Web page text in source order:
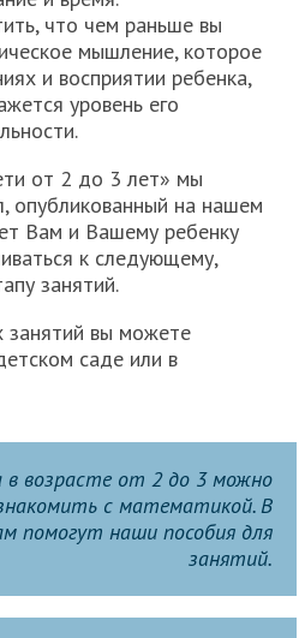
что чем раньше вы
мышление, которое
и восприятии ребенка,
уровень его
от 2 до 3 лет» мы
опубликованный на нашем
Вам и Вашему ребенку
к следующему,
занятий.
вы можете
саде или в
в возрасте от 2 до 3 можно
с математикой. В
помогут наши пособия для
занятий.